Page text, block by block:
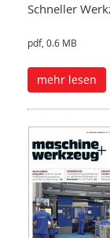
Schneller
pdf, 0.6 MB
mehr lesen